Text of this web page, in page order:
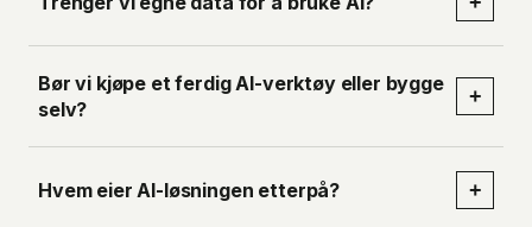
Bør vi kjøpe et ferdig AI-verktøy eller bygge
selv?
+
Hvem eier AI-løsningen etterpå? +